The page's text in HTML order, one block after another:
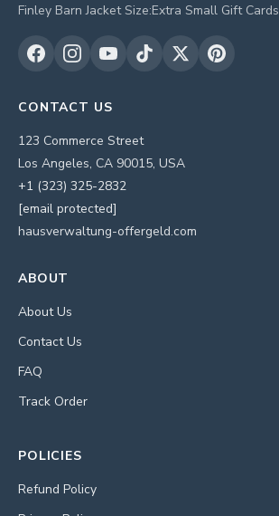
Finley Barn Jacket Size:Extra Small Gift Cards
CONTACT US
123 Commerce Street
Los Angeles, CA 90015, USA
+1 (323) 325-2832
[email protected]
hausverwaltung-offergeld.com
ABOUT
About Us
Contact Us
FAQ
Track Order
POLICIES
Refund Policy